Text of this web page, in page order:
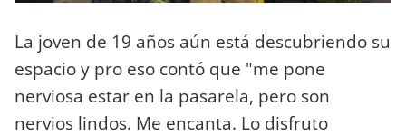
La joven de 19 años aún está descubriendo su
espacio y pro eso contó que "me pone
nerviosa estar en la pasarela, pero son
nervios lindos. Me encanta. Lo disfruto